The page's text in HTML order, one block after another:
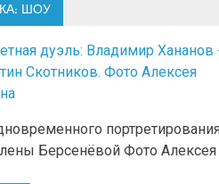
ШОУ
Берсенёвой Фото